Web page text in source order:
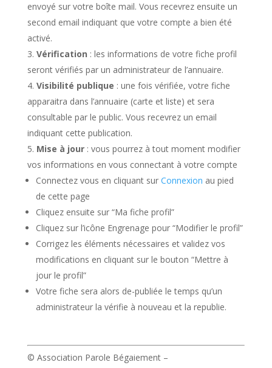
envoyé sur votre boîte mail. Vous recevrez ensuite un
second email indiquant que votre compte a bien été
activé.
Vérification : les informations de votre fiche profil
seront vérifiés par un administrateur de l’annuaire.
Visibilité publique : une fois vérifiée, votre fiche
apparaitra dans l’annuaire (carte et liste) et sera
consultable par le public. Vous recevrez un email
indiquant cette publication.
Mise à jour: vous pourrez à tout moment modifier
vos informations en vous connectant à votre compte
Connectez vous en cliquant sur Connexion au pied
de cette page
Cliquez ensuite sur “Ma fiche profil”
Cliquez sur l’icône Engrenage pour “Modifier le profil”
Corrigez les éléments nécessaires et validez vos
modifications en cliquant sur le bouton “Mettre à
jour le profil”
Votre fiche sera alors de-publiée le temps qu’un
administrateur la vérifie à nouveau et la republie.
© Association Parole Bégaiement –